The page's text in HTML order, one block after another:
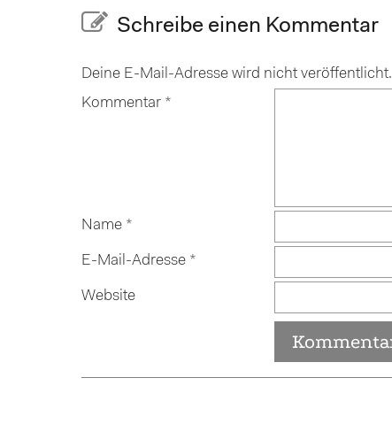
Schreibe einen Kommentar
Deine E-Mail-Adresse wird nicht veröffentlicht.
Kommentar *
Name *
E-Mail-Adresse *
Website